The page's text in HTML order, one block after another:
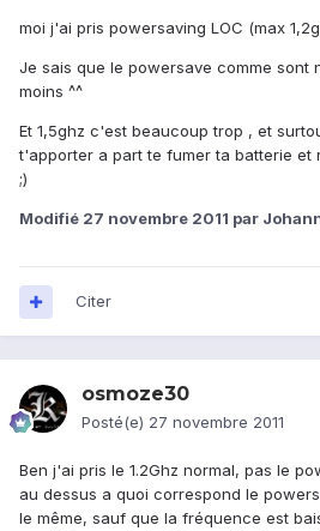
moi j'ai pris powersaving LOC (max
Je sais que le powersave comme sont
moins ^^
Et 1,5ghz c'est beaucoup trop , et
t'apporter a part te fumer ta batterie et
;)
Modifié 27 novembre 2011 par
Citer
osmoze30
Posté(e) 27 novembre 2011
Ben j'ai pris le 1.2Ghz normal, pas le
au dessus a quoi correspond le
le même, sauf que la fréquence est